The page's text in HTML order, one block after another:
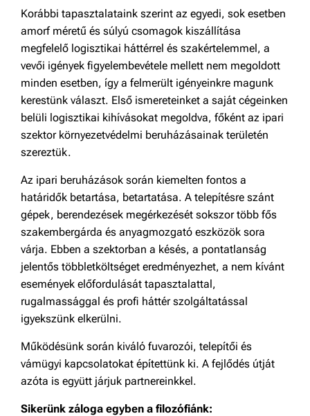
Korábbi tapasztalataink szerint az egyedi, sok esetben
amorf méretű és súlyú csomagok kiszállítása
megfelelő logisztikai háttérrel és szakértelemmel, a
vevői igények figyelembevétele mellett nem megoldott
minden esetben, így a felmerült igényeinkre magunk
kerestünk választ. Első ismereteinket a saját cégeinken
belüli logisztikai kihívásokat megoldva, főként az ipari
szektor környezetvédelmi beruházásainak területén
szereztük.
Az ipari beruházások során kiemelten fontos a
határidők betartása, betartatása. A telepítésre szánt
gépek, berendezések megérkezését sokszor több fős
szakembergárda és anyagmozgató eszközök sora
várja. Ebben a szektorban a késés, a pontatlanság
jelentős többletköltséget eredményezhet, a nem kívánt
események előfordulását tapasztalattal,
rugalmassággal és profi háttér szolgáltatással
igyekszünk elkerülni.
Működésünk során kiváló fuvarozói, telepítői és
vámügyi kapcsolatokat építettünk ki. A fejlődés útját
azóta is együtt járjuk partnereinkkel.
Sikerünk záloga egyben a filozófiánk: